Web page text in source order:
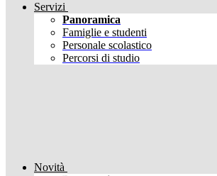
Servizi
Panoramica
Famiglie e studenti
Personale scolastico
Percorsi di studio
Novità